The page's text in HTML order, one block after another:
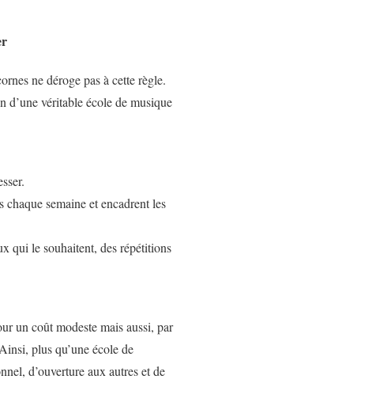
ne déroge pas à cette règle.
d’une véritable école de musique
chaque semaine et encadrent les
qui le souhaitent, des répétitions
un coût modeste mais aussi, par
plus qu’une école de
d’ouverture aux autres et de